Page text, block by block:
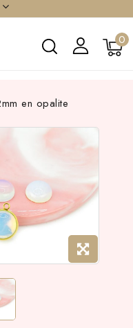
0
en opalite